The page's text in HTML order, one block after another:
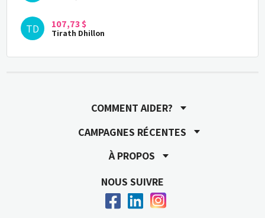
TD 107,73 $
Tirath Dhillon
giving us a chance to be a part of this
520,00 $
Shirley McAllister
Jason Belgrave
COMMENT AIDER?
CAMPAGNES RÉCENTES
À PROPOS
NOUS SUIVRE